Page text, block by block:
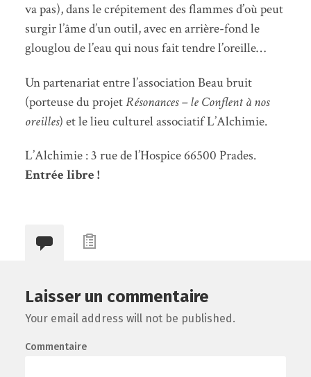
va pas), dans le crépitement des flammes d’où peut
surgir l’âme d’un outil, avec en arrière-fond le
glouglou de l’eau qui nous fait tendre l’oreille…
Un partenariat entre l’association Beau bruit
(porteuse du projetRésonances – le Conflent à nos
oreilles) et le lieu culturel associatif L’Alchimie.
L’Alchimie : 3 rue de l’Hospice 66500 Prades.
Entrée libre !
Laisser un commentaire
Your email address will not be published.
Commentaire